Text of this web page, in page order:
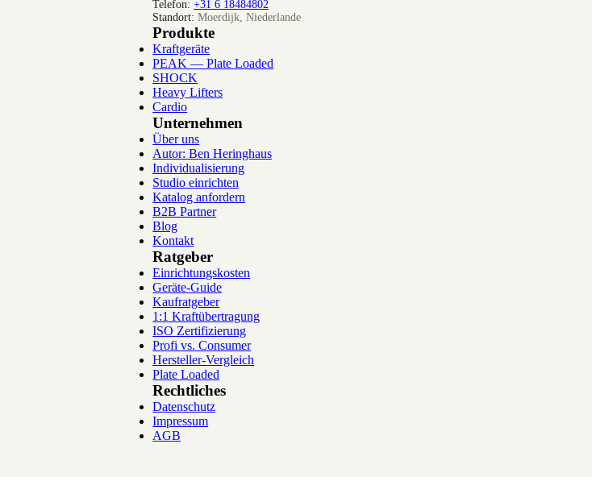
Telefon: +31 6 18484802
Standort: Moerdijk, Niederlande
Produkte
Kraftgeräte
PEAK — Plate Loaded
SHOCK
Heavy Lifters
Cardio
Unternehmen
Über uns
Autor: Ben Heringhaus
Individualisierung
Studio einrichten
Katalog anfordern
B2B Partner
Blog
Kontakt
Ratgeber
Einrichtungskosten
Geräte-Guide
Kaufratgeber
1:1 Kraftübertragung
ISO Zertifizierung
Profi vs. Consumer
Hersteller-Vergleich
Plate Loaded
Rechtliches
Datenschutz
Impressum
AGB